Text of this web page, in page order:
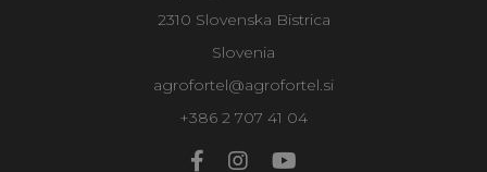
2310 Slovenska Bistrica
Slovenia
agrofortel@agrofortel.si
+386 2 707 41 04